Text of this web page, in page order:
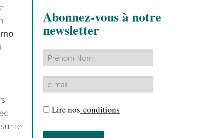
le
Abonnez-vous à notre
newsletter
Lire nos conditions